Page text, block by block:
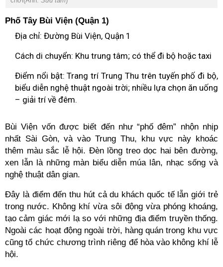
Phố Tây Bùi Viện (Quận 1)
Địa chỉ: Đường Bùi Viện, Quận 1
Cách di chuyển: Khu trung tâm; có thể đi bộ hoặc taxi
Điểm nổi bật: Trang trí Trung Thu trên tuyến phố đi bộ,
biểu diễn nghệ thuật ngoài trời; nhiều lựa chọn ăn uống
– giải trí về đêm.
Bùi Viện vốn được biết đến như “phố đêm” nhộn nhịp
nhất Sài Gòn, và vào Trung Thu, khu vực này khoác
thêm màu sắc lễ hội. Đèn lồng treo dọc hai bên đường,
xen lẫn là những màn biểu diễn múa lân, nhạc sống và
nghệ thuật dân gian.
Đây là điểm đến thu hút cả du khách quốc tế lẫn giới trẻ
trong nước. Không khí vừa sôi động vừa phóng khoáng,
tạo cảm giác mới lạ so với những địa điểm truyền thống.
Ngoài các hoạt động ngoài trời, hàng quán trong khu vực
cũng tổ chức chương trình riêng để hòa vào không khí lễ
hội.